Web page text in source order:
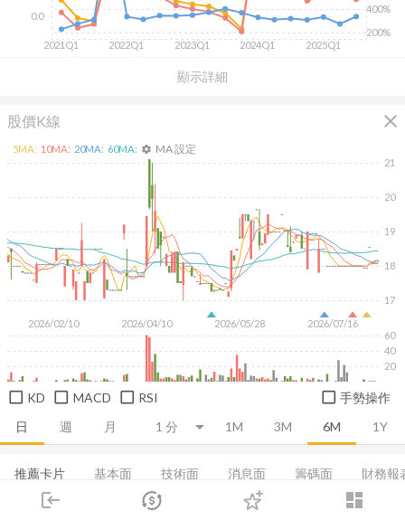
login dashboard
市場 登入
顯示詳細
2021Q1 2022Q1 2023Q1 2024Q1 2025Q1
200%
400%
0.0
股價K線 close
日 週 月 1M 3M 6M 1Y
2026/02/10 2026/04/10 2026/05/28 2026/07/16
17
18
19
20
21
20
40
60
5MA: 10MA: 20MA: 60MA: settings MA 設定
KD MACD RSI 手勢操作
推薦卡片 基本面 技術面 消息面 籌碼面 財務報
集保分布 基本概況